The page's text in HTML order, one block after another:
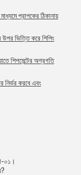
প্রাপকের ঠিকানায়
ভিত্তি করে শিপিং
শিপমেন্টের অগ্রগতি
নির্ভর করবে এবং
০১।